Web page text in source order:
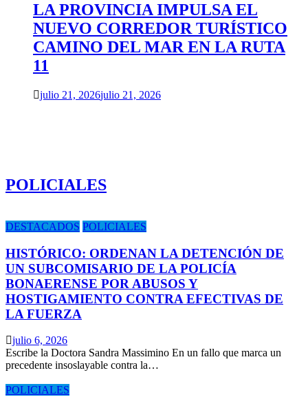
LA PROVINCIA IMPULSA EL
NUEVO CORREDOR TURÍSTICO
CAMINO DEL MAR EN LA RUTA
11
julio 21, 2026julio 21, 2026
POLICIALES
DESTACADOS POLICIALES
HISTÓRICO: ORDENAN LA DETENCIÓN DE
UN SUBCOMISARIO DE LA POLICÍA
BONAERENSE POR ABUSOS Y
HOSTIGAMIENTO CONTRA EFECTIVAS DE
LA FUERZA
julio 6, 2026
Escribe la Doctora Sandra Massimino En un fallo que marca un
precedente insoslayable contra la…
POLICIALES